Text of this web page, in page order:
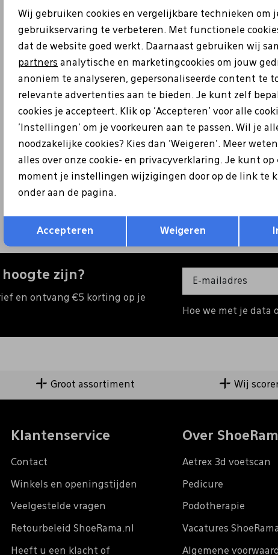
zijn?
en ontvang €5 korting op je
Hoe we met je data
Groot assortiment Wij
Klantenservice
Contact
Winkels en openingstijden
Veelgestelde vragen
Retourbeleid ShoeRama.nl
Heeft u een klacht of
Over
Aetrex 3d voetscan
Pedicure
Podotherapie
Vacatures ShoeRama
Algemene
Analytische cookies Marketing
Opslaan
Wij gebruiken cookies en vergelijkbare technieken om
gebruikservaring te verbeteren. Met functionele
dat de website goed werkt. Daarnaast gebruiken wij
partners analytische en marketingcookies om jouw
anoniem te analyseren, gepersonaliseerde content te
relevante advertenties aan te bieden. Je kunt zelf
cookies je accepteert. Klik op 'Accepteren' voor alle
'Instellingen' om je voorkeuren aan te passen. Wil je
noodzakelijke cookies? Kies dan 'Weigeren'. Meer
alles over onze cookie- en privacyverklaring. Je kunt op
moment je instellingen wijzigingen door op de link te
onder aan de pagina.
Accepteren Weigeren